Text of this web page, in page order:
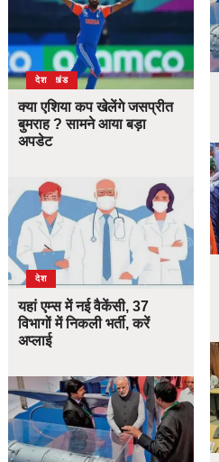
उत्तराखंड
देश
क्या एशिया कप खेलेंगे जसप्रीत
बुमराह ? सामने आया बड़ा
अपडेट
देश
यहां एम्स में नई वैकेंसी, 37
विभागों में निकली भर्ती, करें
अप्लाई